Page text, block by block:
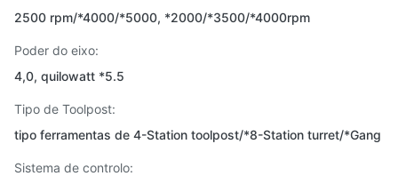
2500 rpm/*4000/*5000, *2000/*3500/*4000rpm
Poder do eixo:
4,0, quilowatt *5.5
Tipo de Toolpost:
tipo ferramentas de 4-Station toolpost/*8-Station turret/*Gang
Sistema de controlo: